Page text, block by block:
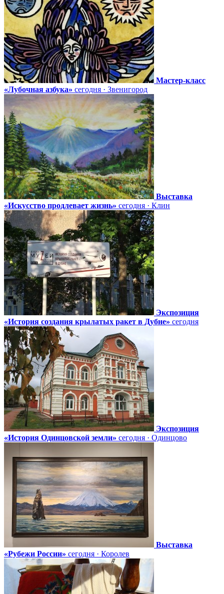
Мастер-класс
«Лубочная азбука» сегодня · Звенигород
Выставка
«Искусство продлевает жизнь» сегодня · Клин
Экспозиция
«История создания крылатых ракет в Дубне» сегодня
Экспозиция
«История Одинцовской земли» сегодня · Одинцово
Выставка
«Рубежи России» сегодня · Королев